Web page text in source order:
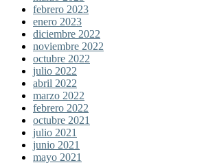
febrero 2023
enero 2023
diciembre 2022
noviembre 2022
octubre 2022
julio 2022
abril 2022
marzo 2022
febrero 2022
octubre 2021
julio 2021
junio 2021
mayo 2021